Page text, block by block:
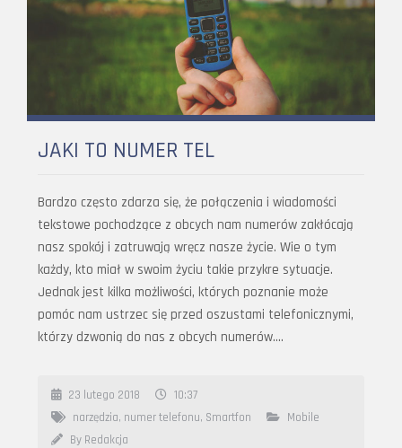
JAKI TO NUMER TEL
Bardzo często zdarza się, że połączenia i wiadomości
tekstowe pochodzące z obcych nam numerów zakłócają
nasz spokój i zatruwają wręcz nasze życie. Wie o tym
każdy, kto miał w swoim życiu takie przykre sytuacje.
Jednak jest kilka możliwości, których poznanie może
pomóc nam ustrzec się przed oszustami telefonicznymi,
którzy dzwonią do nas z obcych numerów….
23 lutego 2018
10:37
narzędzia, numer telefonu, Smartfon
Mobile
By Redakcja